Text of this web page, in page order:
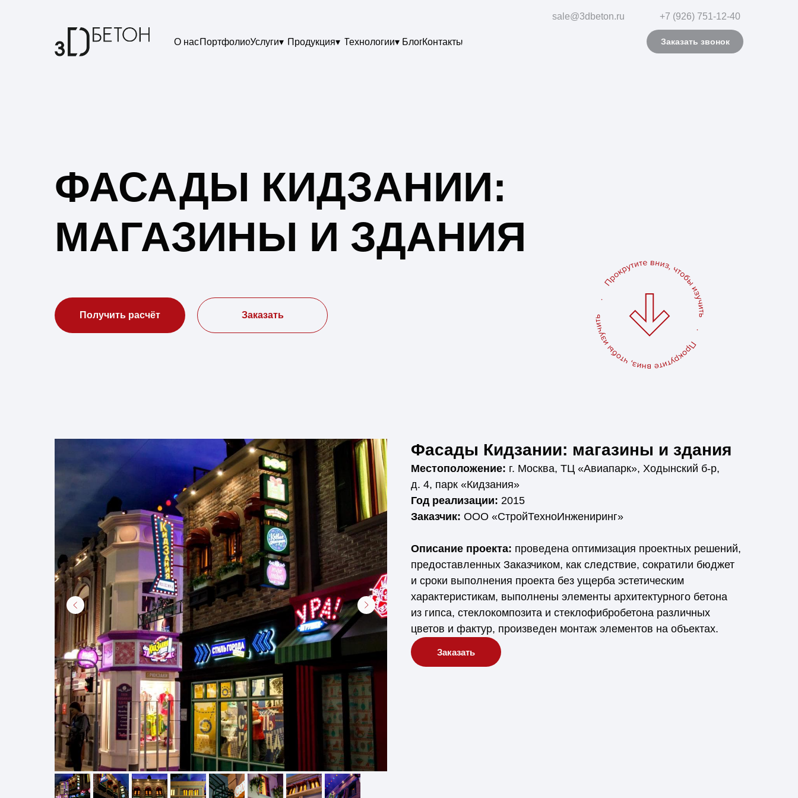
Заказать звонок
О насПортфолиоУслуги▾ Продукция▾ Технологии▾ БлогКонтакты
+7 (926) 751-12-40
sale@3dbeton.ru
ФАСАДЫ КИДЗАНИИ:
МАГАЗИНЫ И ЗДАНИЯ
Заказать
Получить расчёт
Фасады Кидзании: магазины и здания
Местоположение: г. Москва, ТЦ «Авиапарк», Ходынский б-р,
д. 4, парк «Кидзания»
Год реализации: 2015
Заказчик: ООО «СтройТехноИнжениринг»
Описание проекта: проведена оптимизация проектных решений,
предоставленных Заказчиком, как следствие, сократили бюджет
и сроки выполнения проекта без ущерба эстетическим
характеристикам, выполнены элементы архитектурного бетона
из гипса, стеклокомпозита и стеклофибробетона различных
цветов и фактур, произведен монтаж элементов на объектах.
Заказать